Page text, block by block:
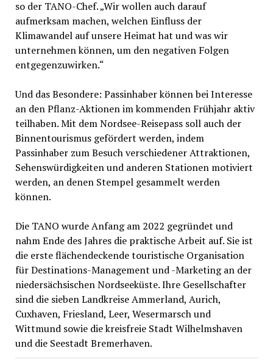
so der TANO-Chef. „Wir wollen auch darauf
aufmerksam machen, welchen Einfluss der
Klimawandel auf unsere Heimat hat und was wir
unternehmen können, um den negativen Folgen
entgegenzuwirken.“
Und das Besondere: Passinhaber können bei Interesse
an den Pflanz-Aktionen im kommenden Frühjahr aktiv
teilhaben. Mit dem Nordsee-Reisepass soll auch der
Binnentourismus gefördert werden, indem
Passinhaber zum Besuch verschiedener Attraktionen,
Sehenswürdigkeiten und anderen Stationen motiviert
werden, an denen Stempel gesammelt werden
können.
Die TANO wurde Anfang am 2022 gegründet und
nahm Ende des Jahres die praktische Arbeit auf. Sie ist
die erste flächendeckende touristische Organisation
für Destinations-Management und -Marketing an der
niedersächsischen Nordseeküste. Ihre Gesellschafter
sind die sieben Landkreise Ammerland, Aurich,
Cuxhaven, Friesland, Leer, Wesermarsch und
Wittmund sowie die kreisfreie Stadt Wilhelmshaven
und die Seestadt Bremerhaven.